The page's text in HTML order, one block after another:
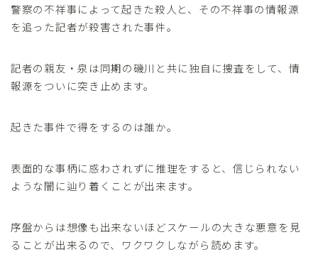
警察の不祥事によって起きた殺人と、その不祥事の情報源
を追った記者が殺害された事件。
記者の親友・泉は同期の磯川と共に独自に捜査をして、情
報源をついに突き止めます。
起きた事件で得をするのは誰か。
表面的な事柄に惑わされずに推理をすると、信じられない
ような闇に辿り着くことが出来ます。
序盤からは想像も出来ないほどスケールの大きな悪意を見
ることが出来るので、ワクワクしながら読めます。